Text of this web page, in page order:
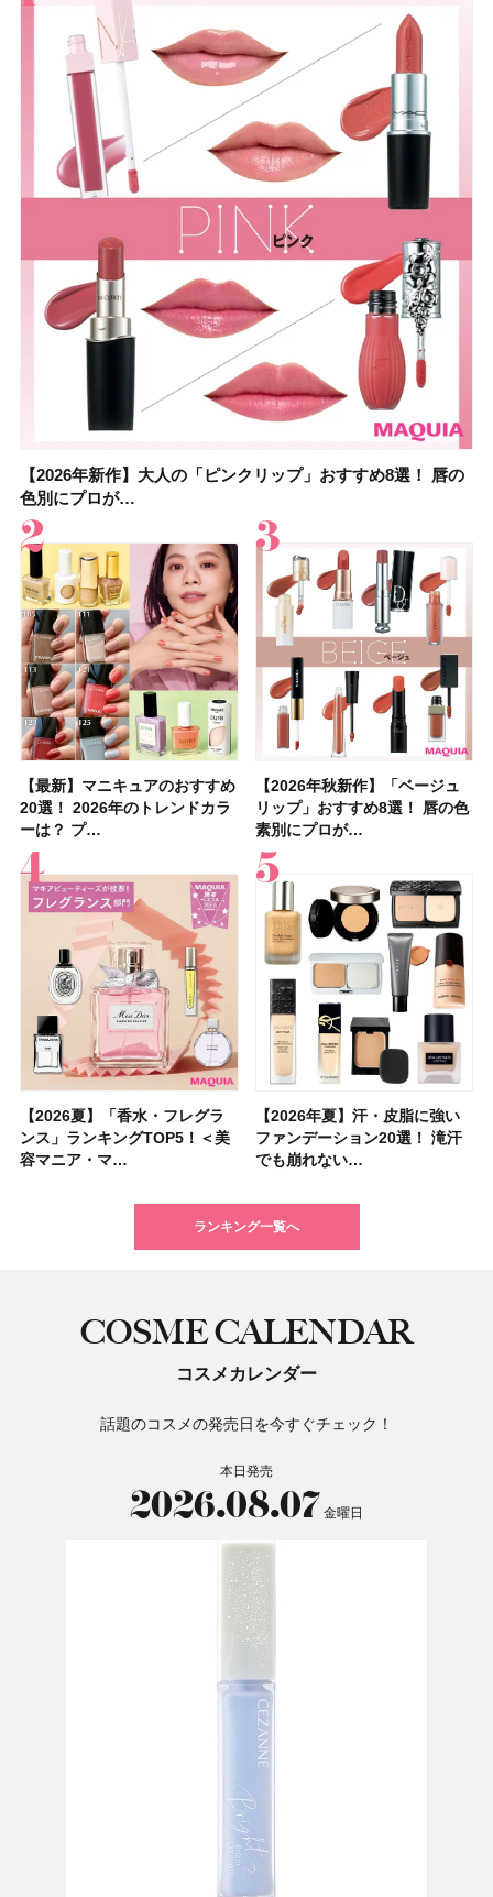
【2026年新作】大人の「ピンクリップ」おすすめ8選！ 唇の
色別にプロが…
【最新】マニキュアのおすすめ
20選！ 2026年のトレンドカラ
ーは？ プ…
【2026年秋新作】「ベージュ
リップ」おすすめ8選！ 唇の色
素別にプロが…
【2026夏】「香水・フレグラ
ンス」ランキングTOP5！＜美
容マニア・マ…
【2026年夏】汗・皮脂に強い
ファンデーション20選！ 滝汗
でも崩れない…
【上田竜也さんのマイベストコスメ５選】大人になって開眼
したからこそ愛が深…
【2026年夏】汗に強い日焼け
止めのおすすめ13選！ 汗で塗
膜が強化され…
【石井美保さん】おすすめの
「ブライトニング」11選！ ス
キンケアからサプ…
【クリスマスコフレ2026】ク
リニークのホリデーコフレを一
挙紹介！ 人気…
【コスメデコルテ】ブランド最
高峰ラインから新作エイジング
ケアクリーム「A…
【2026年新作】大人の「ピンクリップ」おすすめ8選！ 唇の
色別にプロが…
【最新】マニキュアのおすすめ
20選！ 2026年のトレンドカラ
ーは？ プ…
【2026年秋新作】「ベージュ
リップ」おすすめ8選！ 唇の色
素別にプロが…
【2026年夏】汗・皮脂に強い
ファンデーション20選！ 滝汗
でも崩れない…
【崩れないフェイスパウダーの
塗り方】ブラシ？パフ？ 肌質
別メイクHOW …
【2026夏】「香水・フレグランス」ランキングTOP5！＜美
容マニア・マ…
【デパコスのネイルオイル10
選】プレゼントにおすすめ！ケ
ア効果、ビジュ、…
【2026年】ボディ用日焼け止
めUVのおすすめ20選！ この夏
注目の人気…
【2026夏】「リップケア」ラ
ンキングTOP5！＜美容マニア
集団・マキア…
【クリスマスコフレ2026】
BAUM（バウム）が誘う静寂の
香りの世界へ。…
【2026夏】「歯磨き粉・オーラルケア」ランキングTOP5！
＜美容マニア…
【石井美保さんのおすすめお菓
子＆お茶10選】手土産にもぴっ
たり
【板野友美さんの美活】「最
近、下の歯の矯正を再開したん
です」オーラルケア…
【2026夏】「インナーケア・
サプリ」ランキングTOP5！＜
美容マニア集…
【おすすめダイエットサプリ８
選】食べすぎた日をサポート！
選び方＆糖質・脂…
【2026年夏】40代におすすめの髪型30選！ 若く見える・手
入れが楽な…
【2026年夏】おすすめの髪型
36選！ショート・ボブ・ミディ
アム・ロング…
【2026年夏】小顔に見えるボ
ブの髪型37選！ レイヤー・切
りっぱなしな…
【最新】髪のうねり・広がり・
くせ毛におすすめのシャンプー
17選
【2026年】最新トレンド「ボ
ブ」13種類を徹底解説！ 定番
＆人気の髪型…
【鈴木えみさんの愛用品30選】コスメ・スキンケア・ヘアケ
アetc.お気に…
【読者プレゼント】羽の見えな
いハンディファン
「baramood」を3名様…
【2026年8月の一粒万倍日】お
すすめの開運コスメ＆美容アイ
テム10選！
【フォロー＆いいねで当たる】
中国割烹旅館 掬水亭の宿泊券
を1組2名様にプ…
【無印良品】スキンケア×衣料
素材の最強タッグで実現！ 着
るだけで保湿でき…
【キャンメイク】売切続出！先行発売中の「クリアヴェール
セッティングパウダ…
【セザンヌ】8/7新色追加！
「ウォータリーティントリップ
」10モモピュ…
【限定】&be「リップカラーデ
ュオ 01 ピンクベージュ」レビ
ュー｜落ち…
【全色レビュー】ケイト メロ
ウブラウンアイズ限定色追加！
イエベ・ブルベ別…
【スック2026新作】秋コレク
ションを全品スウォッチ&イエ
ベブルベ分け！
ランキング一覧へ
COSME CALENDAR
コスメカレンダー
話題のコスメの発売日を今すぐチェック！
本日発売
2026.08.07 金曜日